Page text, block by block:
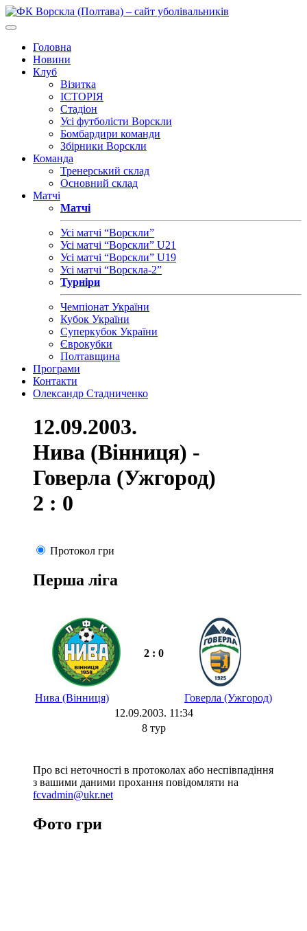
Головна
Новини
Клуб
Візитка
ІСТОРІЯ
Стадіон
Усі футболісти Ворскли
Бомбардири команди
Збірники Ворскли
Команда
Тренерський склад
Основний склад
Матчі
Матчі
Усі матчі “Ворскли”
Усі матчі “Ворскли” U21
Усі матчі “Ворскли” U19
Усі матчі “Ворскла-2”
Турніри
Чемпіонат України
Кубок України
Суперкубок України
Єврокубки
Полтавщина
Програми
Контакти
Олександр Стадниченко
12.09.2003.
Нива (Вінниця) -
Говерла (Ужгород)
2 : 0
Протокол гри
Перша ліга
2 : 0
Нива (Вінниця)
Говерла (Ужгород)
12.09.2003. 11:34
8 тур
Про всі неточності в протоколах або неспівпадіння
з вашими даними прохання повідомляти на
fcvadmin@ukr.net
Фото гри